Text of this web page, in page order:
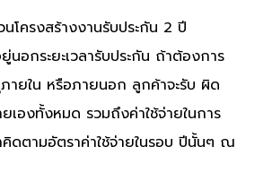
นโครงสร้างงานรับประกัน 2 ปี
นอกระยะเวลารับประกัน ถ้าต้องการ
ายใน หรือภายนอก ลูกค้าจะรับ ผิด
ยเองทั้งหมด รวมถึงค่าใช้จ่ายในการ
ดตามอัตราค่าใช้จ่ายในรอบ ปีนั้นๆ ณ